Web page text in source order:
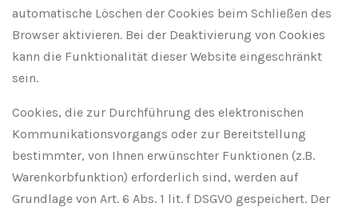
automatische Löschen der Cookies beim Schließen des
Browser aktivieren. Bei der Deaktivierung von Cookies
kann die Funktionalität dieser Website eingeschränkt
sein.
Cookies, die zur Durchführung des elektronischen
Kommunikationsvorgangs oder zur Bereitstellung
bestimmter, von Ihnen erwünschter Funktionen (z.B.
Warenkorbfunktion) erforderlich sind, werden auf
Grundlage von Art. 6 Abs. 1 lit. f DSGVO gespeichert. Der